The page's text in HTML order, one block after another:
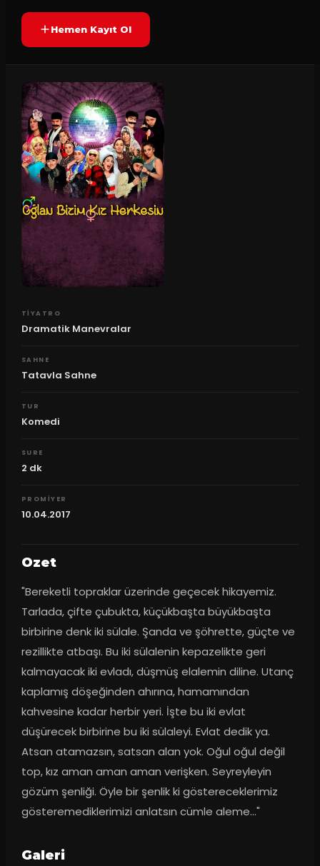
Hemen Kayıt Ol
TIYATRO
Dramatik Manevralar
SAHNE
Tatavla Sahne
TUR
Komedi
SURE
2 dk
PROMIYER
10.04.2017
Ozet
"Bereketli topraklar üzerinde geçecek hikayemiz.
Tarlada, çifte çubukta, küçükbaşta büyükbaşta
birbirine denk iki sülale. Şanda ve şöhrette, güçte ve
rezillikte atbaşı. Bu iki sülalenin kepazelikte geri
kalmayacak iki evladı, düşmüş elalemin diline. Utanç
kaplamış döşeğinden ahırına, hamamından
kahvesine kadar herbir yeri. İşte bu iki evlat
düşürecek birbirine bu iki sülaleyi. Evlat dedik ya.
Atsan atamazsın, satsan alan yok. Oğul oğul değil
top, kız aman aman aman verişken. Seyreyleyin
gözüm şenliği. Öyle bir şenlik ki göstereceklerimiz
gösteremediklerimizi anlatsın cümle aleme..."
Galeri